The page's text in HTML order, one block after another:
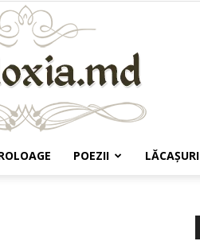
POEZII LĂCAŞURI